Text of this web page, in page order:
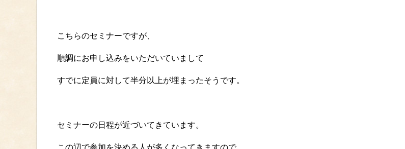
こちらのセミナーですが、
順調にお申し込みをいただいていまして
すでに定員に対して半分以上が埋まったそうです。
セミナーの日程が近づいてきています。